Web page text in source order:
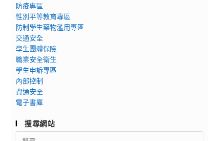
防疫專區
性別平等教育專區
防制學生藥物濫用專區
交通安全
學生團體保險
職業安全衛生
學生申訴專區
內部控制
資通安全
電子書庫
搜尋網站
Search